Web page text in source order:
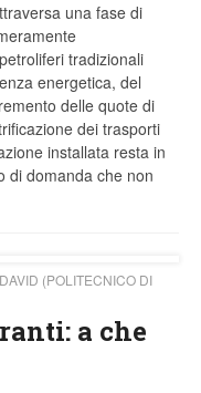
una fase di
tradizionali
energetica, del
delle quote di
dei trasporti
installata resta in
di domanda che non
(POLITECNICO DI
a che